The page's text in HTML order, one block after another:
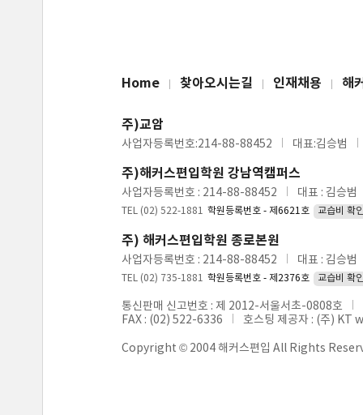
Home 찾아오시는길 인재채용 해
주)교암
사업자등록번호:214-88-88452 대표:김승범
주)해커스편입학원 강남역캠퍼스
사업자등록번호 : 214-88-88452 대표 : 김승범
TEL (02) 522-1881 학원등록번호 - 제6621호 교습비 확
주) 해커스편입학원 종로본원
사업자등록번호 : 214-88-88452 대표 : 김승범
TEL (02) 735-1881 학원등록번호 - 제2376호 교습비 확
통신판매 신고번호 : 제 2012-서울서초-0808호
FAX : (02) 522-6336
호스팅 제공자 : (주)
Copyright © 2004 해커스편입 All Rights